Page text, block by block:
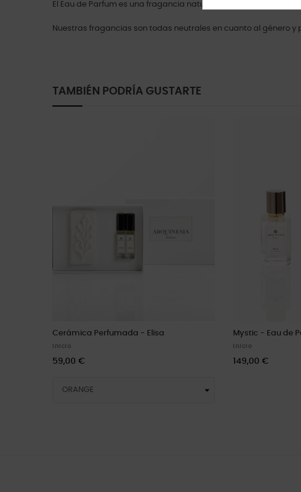
El Eau de Parfum es una fragancia natural, cuidadosamente
Nuestras fragancias son todas neutrales en cuanto al género
TAMBIÉN PODRÍA GUSTARTE
Cerámica Perfumada - Elisa
Inicio
59,00 €
Mystic - Eau de
Inicio
149,00 €